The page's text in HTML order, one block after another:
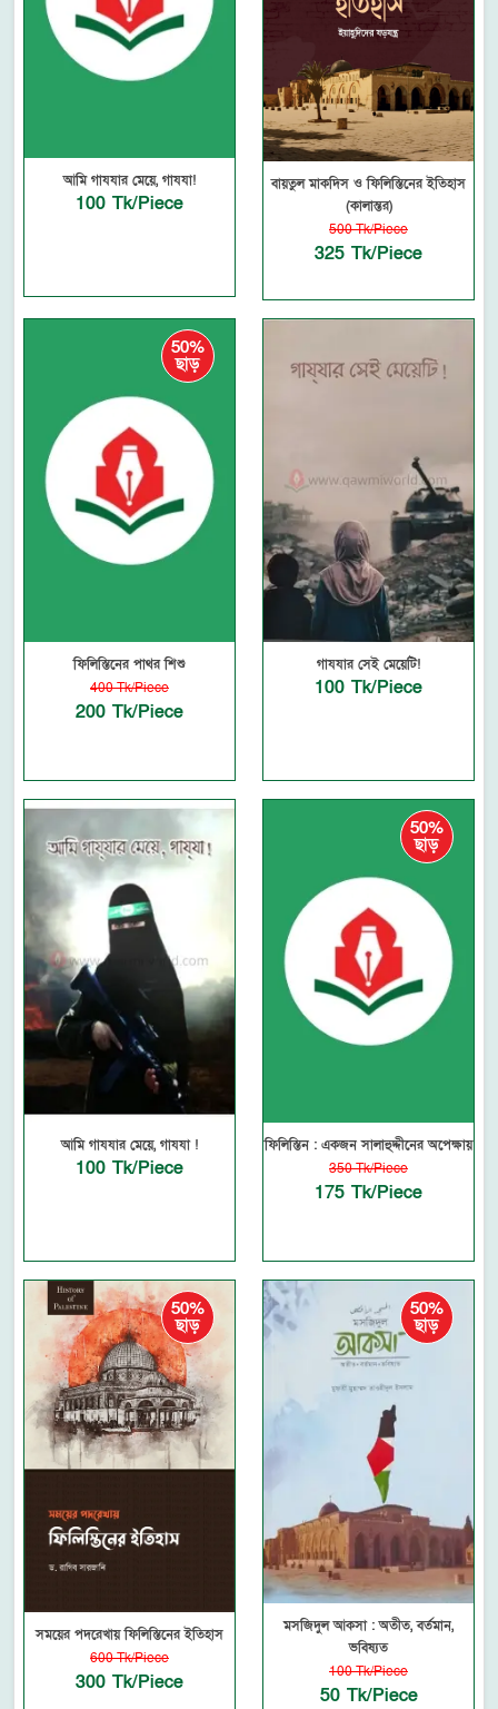
আমি গাযযার মেয়ে, গাযযা!
100 Tk/Piece
বায়তুল মাকদিস ও ফিলিস্তিনের ইতিহাস
(কালান্তর)
500 Tk/Piece
325 Tk/Piece
50%
ছাড়
ফিলিস্তিনের পাথর শিশু
400 Tk/Piece
200 Tk/Piece
গাযযার সেই মেয়েটি!
100 Tk/Piece
আমি গাযযার মেয়ে, গাযযা !
100 Tk/Piece
50%
ছাড়
ফিলিস্তিন : একজন সালাহুদ্দীনের অপেক্ষায়
350 Tk/Piece
175 Tk/Piece
50%
ছাড়
সময়ের পদরেখায় ফিলিস্তিনের ইতিহাস
600 Tk/Piece
300 Tk/Piece
50%
ছাড়
মসজিদুল আকসা : অতীত, বর্তমান,
ভবিষ্যত
100 Tk/Piece
50 Tk/Piece